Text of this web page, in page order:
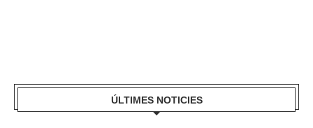
ÚLTIMES NOTICIES